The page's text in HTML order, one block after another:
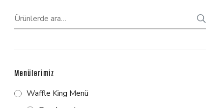
Menülerimiz
Waffle King Menü